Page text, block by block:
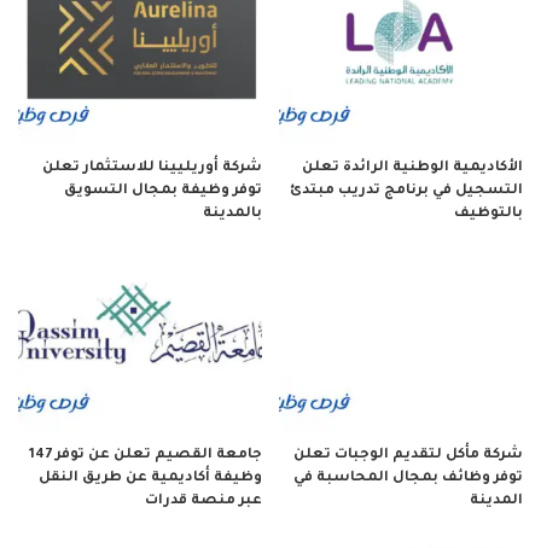
الأكاديمية الوطنية الرائدة تعلن
التسجيل في برنامج تدريب مبتدئ
بالتوظيف
شركة أوريليينا للاستثمار تعلن
توفر وظيفة بمجال التسويق
بالمدينة
شركة مأكل لتقديم الوجبات تعلن
توفر وظائف بمجال المحاسبة في
المدينة
جامعة القصيم تعلن عن توفر 147
وظيفة أكاديمية عن طريق النقل
عبر منصة قدرات